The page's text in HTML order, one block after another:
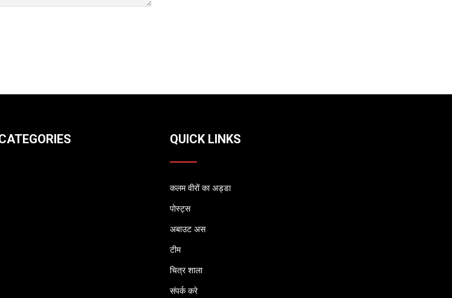
QUICK LINKS
कलम वीरों का अड्डा
पोस्ट्स
अबाउट अस
टीम
चित्र शाला
संपर्क करे